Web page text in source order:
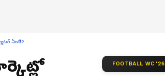
ఏంటి?
FOOTBALL WC '26